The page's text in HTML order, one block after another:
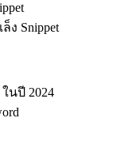
ง Snippet
ในปี 2024